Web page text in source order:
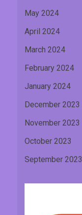
May 2024
April 2024
March 2024
February 2024
January 2024
December 2023
November 2023
October 2023
September 2023